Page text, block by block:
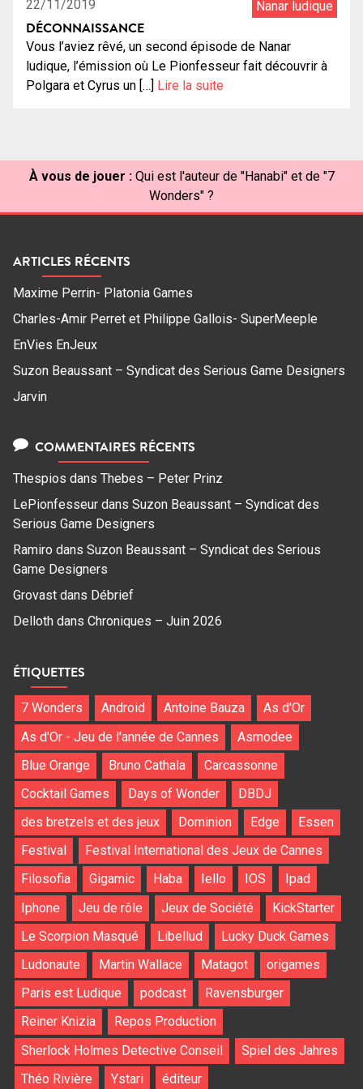
22/11/2019 Nanar ludique
DÉCONNAISSANCE
Vous l’aviez rêvé, un second épisode de Nanar
ludique, l’émission où Le Pionfesseur fait découvrir à
Polgara et Cyrus un […] Lire la suite
À vous de jouer : Qui est l'auteur de "Hanabi" et de "7
Wonders" ?
ARTICLES RÉCENTS
Maxime Perrin- Platonia Games
Charles-Amir Perret et Philippe Gallois- SuperMeeple
EnVies EnJeux
Suzon Beaussant – Syndicat des Serious Game Designers
Jarvin
COMMENTAIRES RÉCENTS
Thespios dans Thebes – Peter Prinz
LePionfesseur dans Suzon Beaussant – Syndicat des
Serious Game Designers
Ramiro dans Suzon Beaussant – Syndicat des Serious
Game Designers
Grovast dans Débrief
Delloth dans Chroniques – Juin 2026
ÉTIQUETTES
7 Wonders Android Antoine Bauza
As d'Or
As d'Or - Jeu de l'année de Cannes
Asmodee
Blue Orange
Bruno Cathala
Carcassonne
Cocktail Games
Days of Wonder
DBDJ
des bretzels et des jeux
Dominion Edge
Essen
Festival
Festival International des Jeux de Cannes
Filosofia
Gigamic Haba Iello IOS
Ipad
Iphone
Jeu de rôle Jeux de Société
KickStarter
Le Scorpion Masqué
Libellud
Lucky Duck Games
Ludonaute
Martin Wallace Matagot
origames
Paris est Ludique
podcast
Ravensburger
Reiner Knizia
Repos Production
Sherlock Holmes Detective Conseil
Spiel des Jahres
Théo Rivière
Ystari éditeur